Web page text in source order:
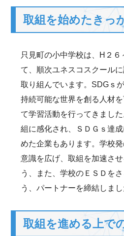
取組を始めたきっ
只見町の小中学校は、H２６
て、順次ユネスコスクール
取り組んでいます。SDGｓ
持続可能な世界を創る人材
て学習活動を行ってきまし
組に感化され、ＳＤＧｓ達
めた企業もあります。学校
意識を広げ、取組を加速さ
う、また、学校のＥＳＤを
う、パートナーを締結しまし
取組を進める上で